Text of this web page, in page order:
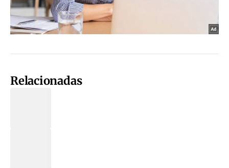
Relacionadas